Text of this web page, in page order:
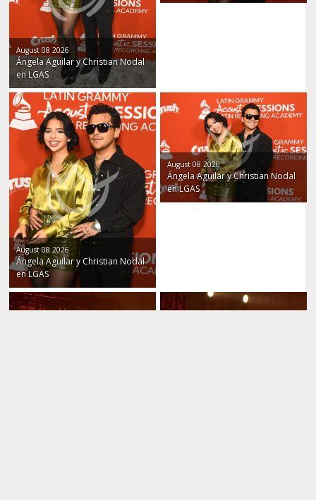
August 08 2026
Ángela Aguilar y Christian Nodal
en LGAS
August 08 2026
Ángela Aguilar y Christian Nodal
en LGAS
August 08 2026
Ángela Aguilar y Christian Nodal
en LGAS